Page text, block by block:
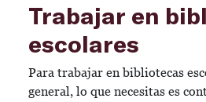
Trabajar en
escolares
Para trabajar en bibliotecas
general, lo que necesitas es